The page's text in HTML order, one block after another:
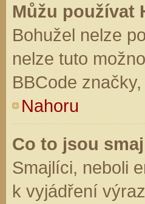
Můžu používat
Bohužel nelze
nelze tuto
BBCode
Nahoru
Co to jsou
Smajlíci, neboli
k vyjádření